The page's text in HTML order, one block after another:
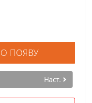
ПОЯВУ
Наст.